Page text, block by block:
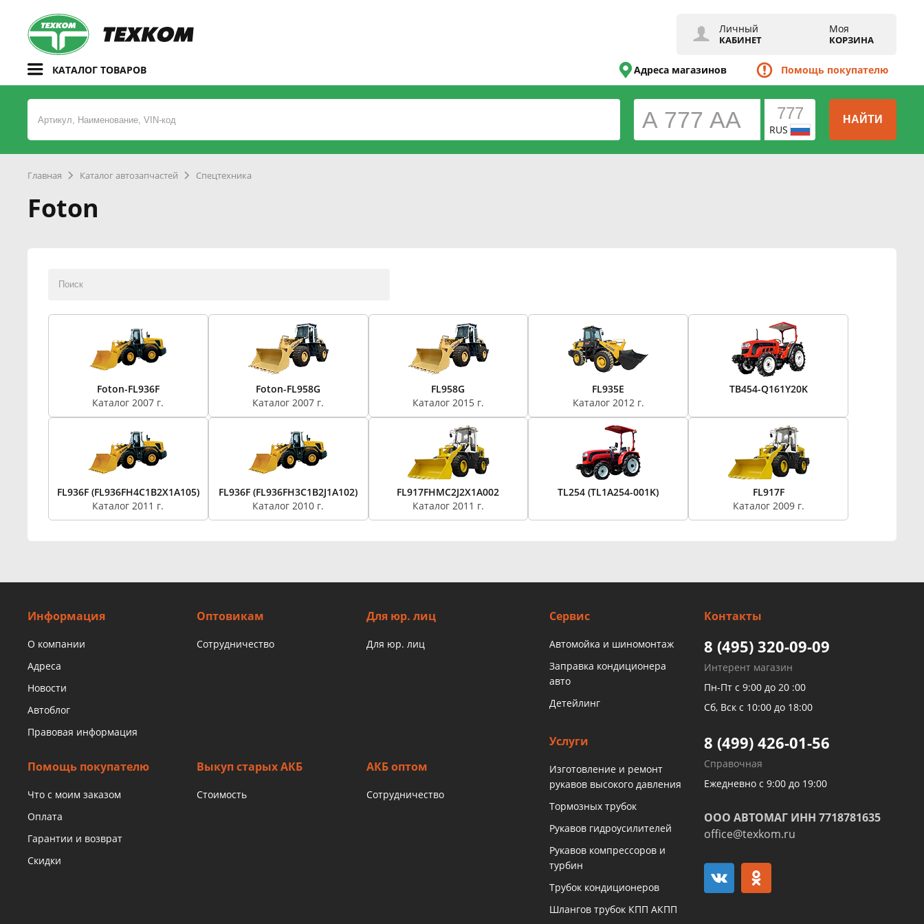
Личный
КАБИНЕТ
Моя
КОРЗИНА
КАТАЛОГ ТОВАРОВ Адреса магазинов Помощь покупателю
RUS
НАЙТИ
Главная Каталог автозапчастей Спецтехника
Foton
Foton-FL936F
Каталог 2007 г.
Foton-FL958G
Каталог 2007 г.
FL958G
Каталог 2015 г.
FL935E
Каталог 2012 г.
TB454-Q161Y20K
FL936F (FL936FH4C1B2X1A105)
Каталог 2011 г.
FL936F (FL936FH3C1B2J1A102)
Каталог 2010 г.
FL917FHMC2J2X1A002
Каталог 2011 г.
TL254 (TL1A254-001K)
FL917F
Каталог 2009 г.
Информация
О компании
Адреса
Новости
Автоблог
Правовая информация
Оптовикам
Сотрудничество
Для юр. лиц
Для юр. лиц
Помощь покупателю
Что с моим заказом
Оплата
Гарантии и возврат
Скидки
Выкуп старых АКБ
Стоимость
АКБ оптом
Сотрудничество
Сервис
Автомойка и шиномонтаж
Заправка кондиционера
авто
Детейлинг
Услуги
Изготовление и ремонт
рукавов высокого давления
Тормозных трубок
Рукавов гидроусилителей
Рукавов компрессоров и
турбин
Трубок кондиционеров
Шлангов трубок КПП АКПП
Контакты
8 (495) 320-09-09
Интерент магазин
Пн-Пт с 9:00 до 20 :00
Сб, Вск с 10:00 до 18:00
8 (499) 426-01-56
Справочная
Ежедневно с 9:00 до 19:00
ООО АВТОМАГ ИНН 7718781635
office@texkom.ru